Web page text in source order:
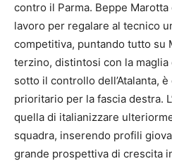
contro il Parma. Beppe
lavoro per regalare al tecnico
competitiva, puntando tutto su
terzino, distintosi con la maglia
sotto il controllo dell’Atalanta,
prioritario per la fascia destra.
quella di italianizzare
squadra, inserendo profili
grande prospettiva di crescita